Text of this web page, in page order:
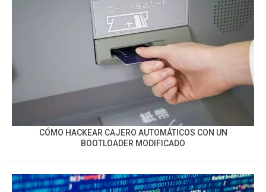
CÓMO HACKEAR CAJERO AUTOMÁTICOS CON UN
BOOTLOADER MODIFICADO